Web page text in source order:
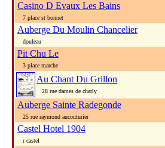
Casino D Evaux Les Bains
7 place st bonnet
Auberge Du Moulin Chancelier
douleau
Pit Chu Le
3 place marche
Au Chant Du Grillon
28 rue dames de charly
Auberge Sainte Radegonde
25 rue raymond aucouturier
Castel Hotel 1904
r castel